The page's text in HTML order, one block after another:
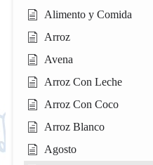
Alimento y Comida
Arroz
Avena
Arroz Con Leche
Arroz Con Coco
Arroz Blanco
Agosto